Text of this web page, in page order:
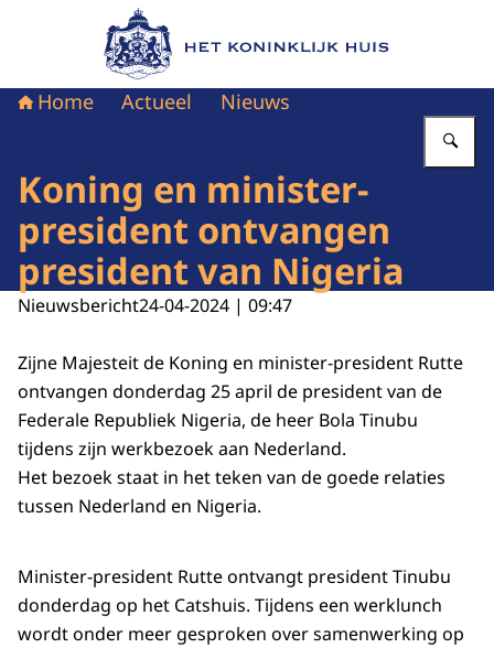
Naar de homepage van Het Koninklijk Huis
Home Actueel Nieuws
Koning en minister-
president ontvangen
president van Nigeria
Nieuwsbericht24-04-2024 | 09:47
Zijne Majesteit de Koning en minister-president Rutte
ontvangen donderdag 25 april de president van de
Federale Republiek Nigeria, de heer Bola Tinubu
tijdens zijn werkbezoek aan Nederland.
Het bezoek staat in het teken van de goede relaties
tussen Nederland en Nigeria.
Minister-president Rutte ontvangt president Tinubu
donderdag op het Catshuis. Tijdens een werklunch
wordt onder meer gesproken over samenwerking op